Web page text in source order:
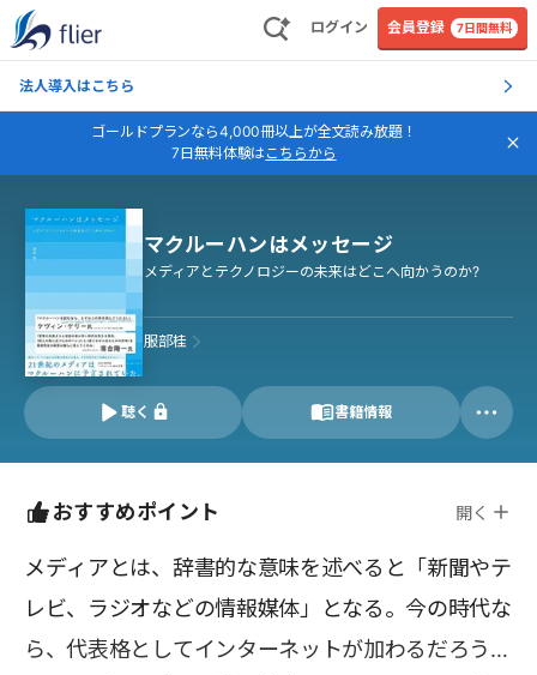
ログイン 会員登録 7日間無料
法人導入はこちら
ゴールドプランなら4,000冊以上が全文読み放題！
7日無料体験はこちらから
マクルーハンはメッセージ
メディアとテクノロジーの未来はどこへ向かうのか?
服部桂
聴く 書籍情報
おすすめポイント 開く
メディアとは、辞書的な意味を述べると「新聞やテ
レビ、ラジオなどの情報媒体」となる。今の時代な
ら、代表格としてインターネットが加わるだろう。